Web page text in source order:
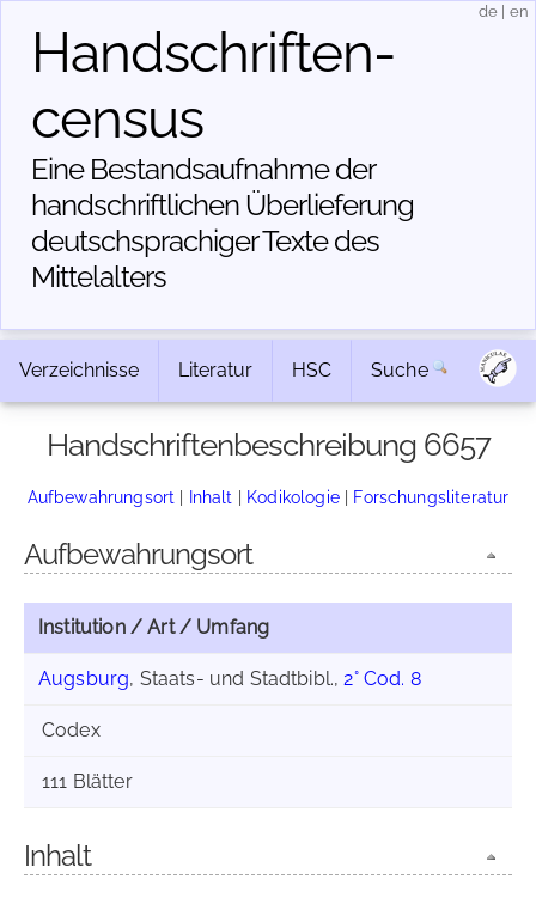
Handschriften­
census
Eine Bestandsaufnahme der
handschriftlichen Über­lieferung
deutschsprachiger Texte des
Mittelalters
de en
Verzeichnisse Literatur HSC Suche
Handschriftenbeschreibung 6657
Aufbewahrungsort | Inhalt | Kodikologie| Forschungsliteratur
Aufbewahrungsort
Institution / Art / Umfang
Augsburg, Staats- und Stadtbibl.,2° Cod. 8
Codex
111 Blätter
Inhalt